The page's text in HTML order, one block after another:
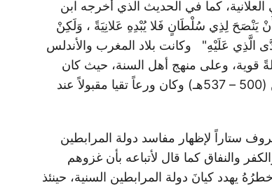
كما في الحديث الذي أخرجه ابن
يَنْصَحَ لِذِي سُلْطَانٍ فَلا يُبْدِهِ عَلانِيَةً ، وَلَكِنْ
الَّذِي عَلَيْهِ" وكانت بلاد المغرب والأندلس
قوية، وعلى منهج أهل السنة، حيث كان
يتولى أمرَها آنذاك السلطانُ عليُ بن يوسفَ بن تاشفين (500 – 537هـ) وكان ورعاً تقيا مقبولاً عند
ستاراً لإظهار مفاسد دولة المرابطين
والنفاق كما قال لأتباعه بأن غزوهم
يهدد كيانَ دولة المرابطين السنية، حينئذ